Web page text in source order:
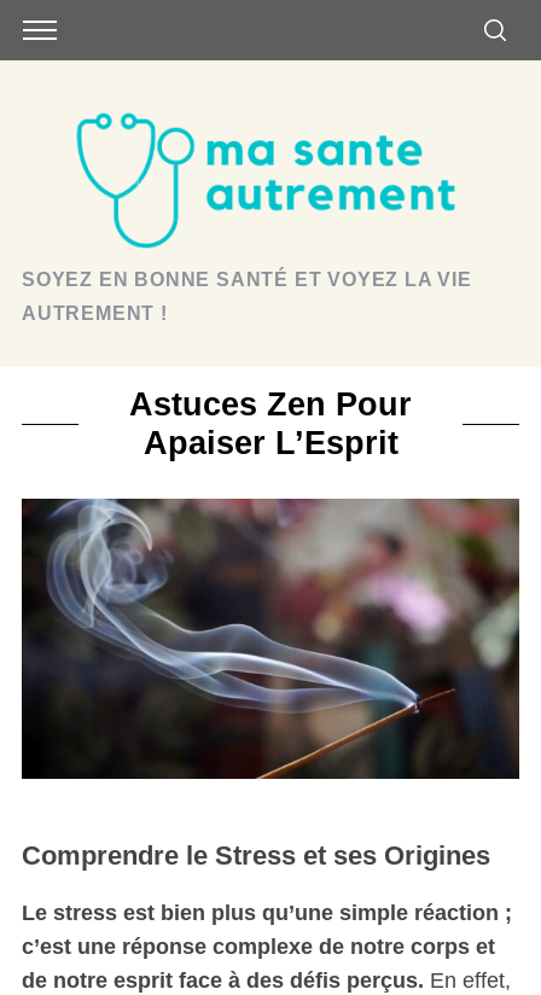
SOYEZ EN BONNE SANTÉ ET VOYEZ LA VIE
AUTREMENT !
Astuces Zen Pour
Apaiser L’Esprit
Comprendre le Stress et ses Origines
Le stress est bien plus qu’une simple réaction ;
c’est une réponse complexe de notre corps et
de notre esprit face à des défis perçus. En effet,